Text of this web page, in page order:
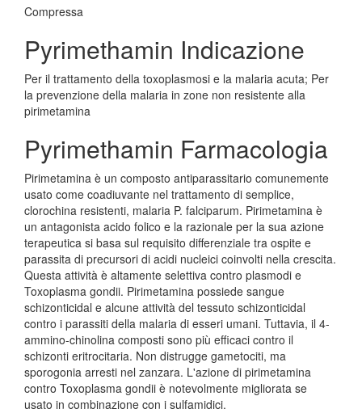
Compressa
Pyrimethamin Indicazione
Per il trattamento della toxoplasmosi e la malaria acuta; Per
la prevenzione della malaria in zone non resistente alla
pirimetamina
Pyrimethamin Farmacologia
Pirimetamina è un composto antiparassitario comunemente
usato come coadiuvante nel trattamento di semplice,
clorochina resistenti, malaria P. falciparum. Pirimetamina è
un antagonista acido folico e la razionale per la sua azione
terapeutica si basa sul requisito differenziale tra ospite e
parassita di precursori di acidi nucleici coinvolti nella crescita.
Questa attività è altamente selettiva contro plasmodi e
Toxoplasma gondii. Pirimetamina possiede sangue
schizonticidal e alcune attività del tessuto schizonticidal
contro i parassiti della malaria di esseri umani. Tuttavia, il 4-
ammino-chinolina composti sono più efficaci contro il
schizonti eritrocitaria. Non distrugge gametociti, ma
sporogonia arresti nel zanzara. L'azione di pirimetamina
contro Toxoplasma gondii è notevolmente migliorata se
usato in combinazione con i sulfamidici.